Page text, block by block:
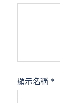
顯示名稱 *